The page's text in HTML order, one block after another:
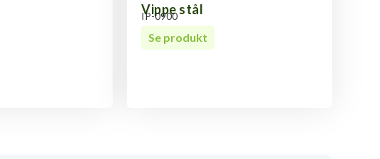
Vippe stål
IP-0900
Se produkt